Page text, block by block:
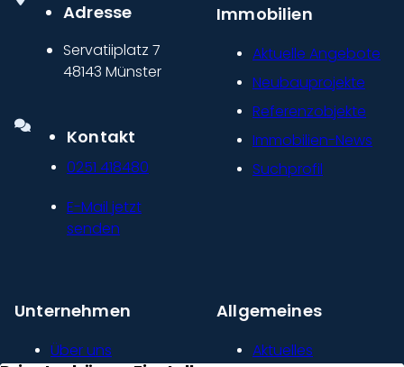
Adresse
Servatiiplatz 7
48143 Münster
Kontakt
0251 418480
E-Mail jetzt
senden
Immobilien
Aktuelle Angebote
Neubauprojekte
Referenzobjekte
Immobilien-News
Suchprofil
Unternehmen
Über uns
Allgemeines
Aktuelles